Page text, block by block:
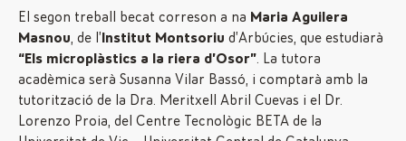
El segon treball becat correson a na Maria Aguilera
Masnou , de l’ Institut Montsoriu d’Arbúcies, que estudiarà
“Els microplàstics a la riera d’Osor” . La tutora
acadèmica serà Susanna Vilar Bassó, i comptarà amb la
tutorització de la Dra. Meritxell Abril Cuevas i el Dr.
Lorenzo Proia, del Centre Tecnològic BETA de la